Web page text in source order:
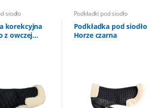
siodło
korekcyjna
z owczej
Podkładki pod siodło
Podkładka pod siodło
Horze czarna